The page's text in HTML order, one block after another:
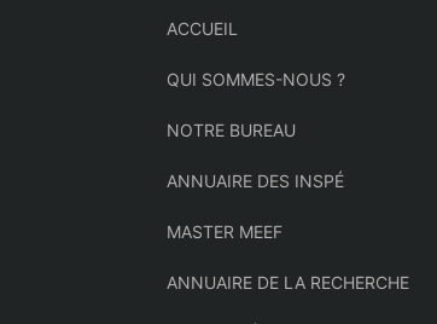
ACCUEIL
QUI SOMMES-NOUS ?
NOTRE BUREAU
ANNUAIRE DES INSPÉ
MASTER MEEF
ANNUAIRE DE LA RECHERCHE